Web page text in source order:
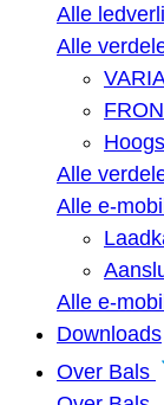
Alle
Alle
Alle
Alle e-
Alle e-
Downloads
Over Bals